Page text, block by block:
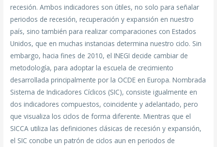
recesión. Ambos indicadores son útiles, no solo para señalar
periodos de recesión, recuperación y expansión en nuestro
país, sino también para realizar comparaciones con Estados
Unidos, que en muchas instancias determina nuestro ciclo. Sin
embargo, hacia fines de 2010, el INEGI decide cambiar de
metodología, para adoptar la escuela de crecimiento
desarrollada principalmente por la OCDE en Europa. Nombrada
Sistema de Indicadores Cíclicos (SIC), consiste igualmente en
dos indicadores compuestos, coincidente y adelantado, pero
que visualiza los ciclos de forma diferente. Mientras que el
SICCA utiliza las definiciones clásicas de recesión y expansión,
el SIC concibe un patrón de ciclos aun en periodos de